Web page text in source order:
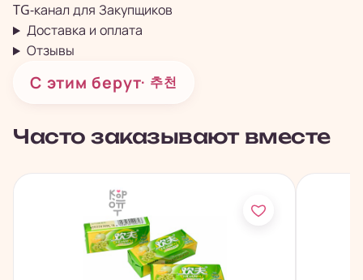
TG-канал для Закупщиков
Доставка и оплата
Отзывы
С этим берут· 추천
Часто заказывают вместе